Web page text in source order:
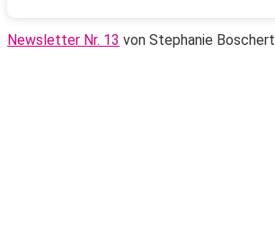
Newsletter Nr. 13 von Stephanie Boschert